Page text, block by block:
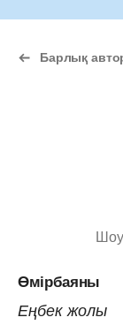
Барлық
Өмірбаяны
Еңбек жолы